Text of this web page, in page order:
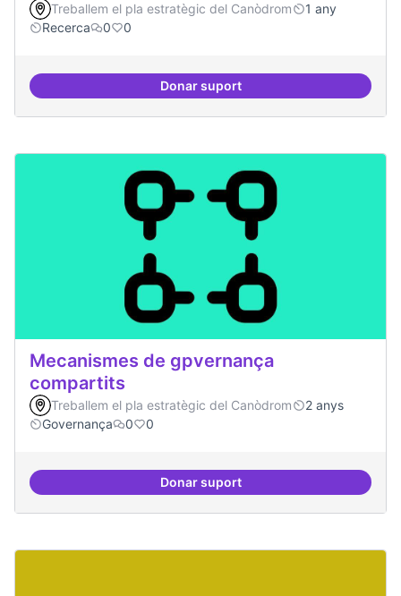
Treballem el pla estratègic del Canòdrom
1 any
Recerca
0 0
Donar suportTecnologies lliures en servidors
Mecanismes de gpvernança
compartits
Treballem el pla estratègic del Canòdrom
2 anys
Governança
0 0
Donar suportMecanismes de gpvernança